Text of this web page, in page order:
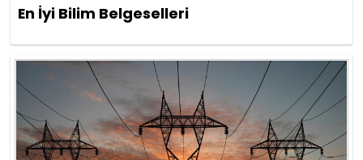
En İyi Bilim Belgeselleri